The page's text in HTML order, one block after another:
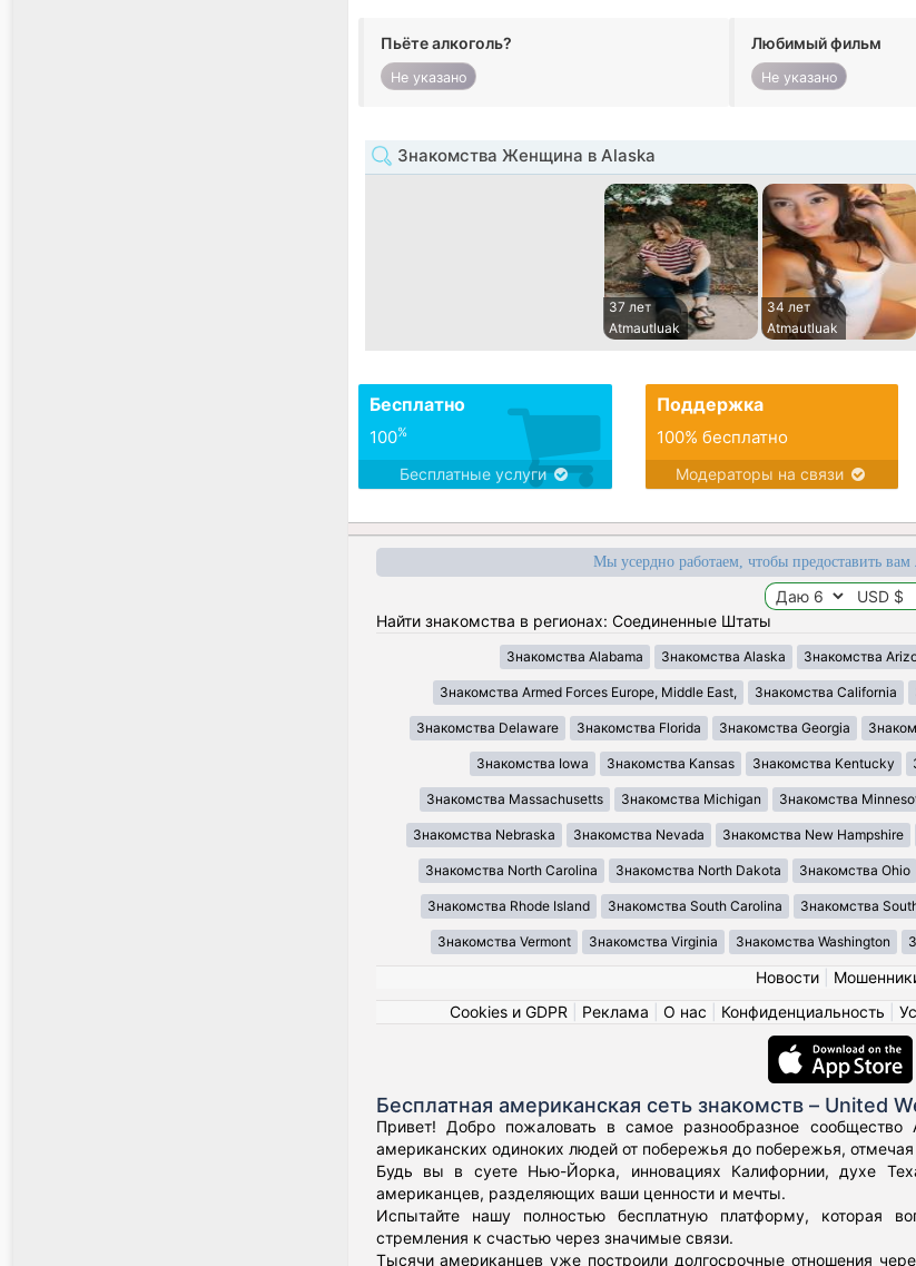
Пьёте алкоголь?
Не указано
Любимый фильм
Не указано
Знакомства Женщина в Alaska
37 лет
Atmautluak
34 лет
Atmautluak
Бесплатно
100%
Бесплатные услуги
Поддержка
100% бесплатно
Модераторы на связи
Мы усердно работаем, чтобы предоставить
Найти знакомства в регионах: Соединенные Штаты
Знакомства Alabama Знакомства Alaska Знакомства
Знакомства Armed Forces Europe, Middle East, Знакомства California
Знакомства Delaware Знакомства Florida Знакомства Georgia
Знакомства Iowa Знакомства Kansas Знакомства Kentucky
Знакомства Massachusetts Знакомства Michigan Знакомства
Знакомства Nebraska Знакомства Nevada Знакомства New Hampshire
Знакомства North Carolina Знакомства North Dakota Знакомства Ohio
Знакомства Rhode Island Знакомства South Carolina Знакомства
Знакомства Vermont Знакомства Virginia Знакомства Washington
Новости|
Cookies и GDPR
Реклама О нас Конфиденциальность
Бесплатная американская сеть знакомств – United
Привет! Добро пожаловать в самое разнообразное
американских одиноких людей от побережья до побережья,
Будь вы в суете Нью-Йорка, инновациях Калифорнии, духе
американцев, разделяющих ваши ценности и мечты.
Испытайте нашу полностью бесплатную платформу, которая
стремления к счастью через значимые связи.
Тысячи американцев уже построили долгосрочные отношения